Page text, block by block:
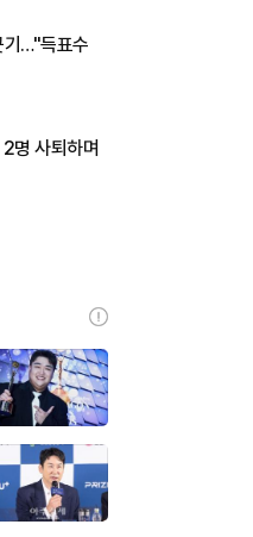
기…"득표수
명 사퇴하며